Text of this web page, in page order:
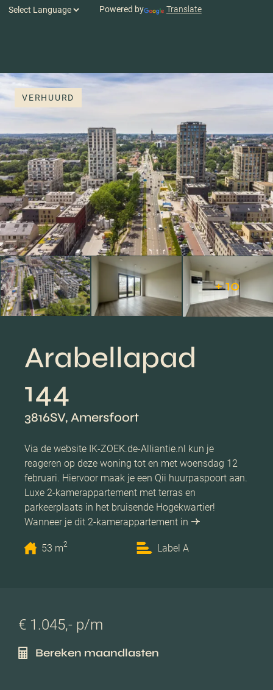
Powered by Translate
VERHUURD
+ 10
Arabellapad
144
3816SV, Amersfoort
Via de website IK-ZOEK.de-Alliantie.nl kun je
reageren op deze woning tot en met woensdag 12
februari. Hiervoor maak je een Qii huurpaspoort aan.
Luxe 2-kamerappartement met terras en
parkeerplaats in het bruisende Hogekwartier!
Wanneer je dit 2-kamerappartement in
53 m2 Label A
€ 1.045,- p/m
Bereken maandlasten